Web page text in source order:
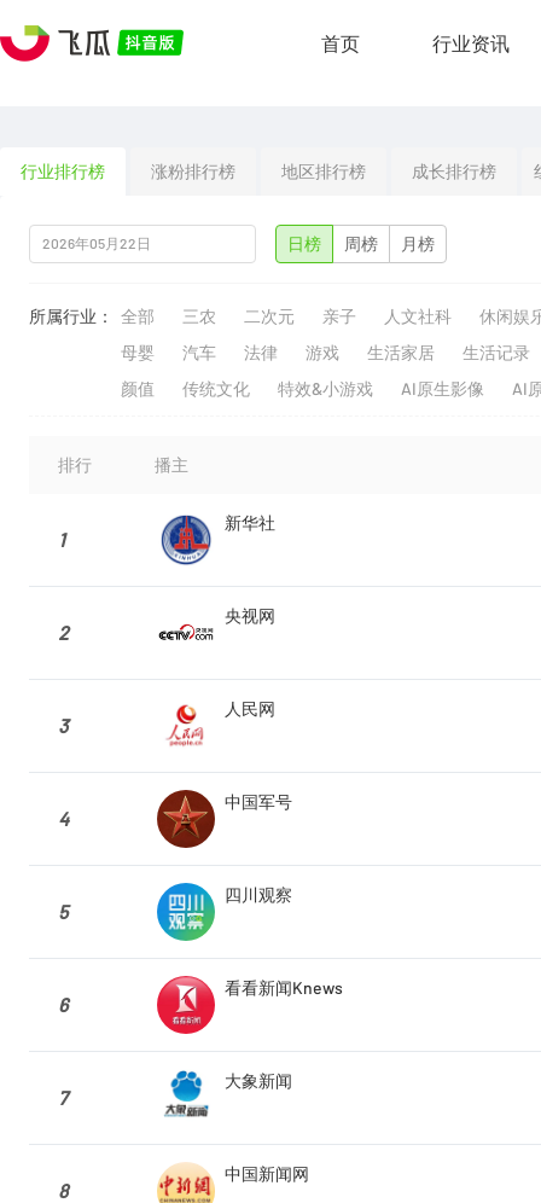
首页 行业资讯
行业排行榜 涨粉排行榜 地区排行榜 成长排行榜
日榜 周榜 月榜
所属行业： 全部 三农 二次元 亲子 人文社科
休闲娱
母婴
汽车 法律 游戏 生活家居
生活记录
颜值
传统文化 特效&小游戏 AI原生影像 AI
排行 播主
1
新华社
2
央视网
3
人民网
4
中国军号
5
四川观察
6
看看新闻Knews
7
大象新闻
8
中国新闻网